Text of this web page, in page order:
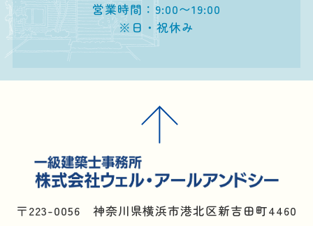
営業時間：9:00〜19:00
※日・祝休み
〒223-0056 神奈川県横浜市港北区新吉田町4460